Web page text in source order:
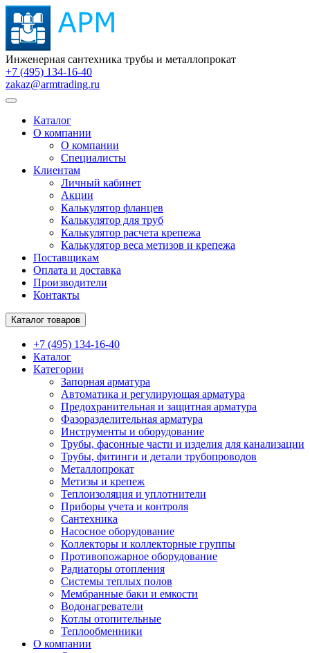
Инженерная сантехника трубы и металлопрокат
+7 (495) 134-16-40
zakaz@armtrading.ru
Каталог
О компании
О компании
Специалисты
Клиентам
Личный кабинет
Акции
Калькулятор фланцев
Калькулятор для труб
Калькулятор расчета крепежа
Калькулятор веса метизов и крепежа
Поставщикам
Оплата и доставка
Производители
Контакты
Каталог товаров
+7 (495) 134-16-40
Каталог
Категории
Запорная арматура
Автоматика и регулирующая арматура
Предохранительная и защитная арматура
Фазоразделительная арматура
Инструменты и оборудование
Трубы, фасонные части и изделия для канализации
Трубы, фитинги и детали трубопроводов
Металлопрокат
Метизы и крепеж
Теплоизоляция и уплотнители
Приборы учета и контроля
Сантехника
Насосное оборудование
Коллекторы и коллекторные группы
Противопожарное оборудование
Радиаторы отопления
Системы теплых полов
Мембранные баки и емкости
Водонагреватели
Котлы отопительные
Теплообменники
О компании